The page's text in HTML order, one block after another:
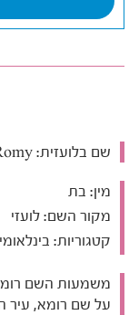
שם בלועזית:
מין: בת
מקור השם: לועזי
קטגוריות:
משמעות השם
על שם רומא, עיר